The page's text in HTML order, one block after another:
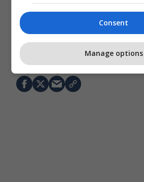
Transferimet Serie A
Consent
Manage options